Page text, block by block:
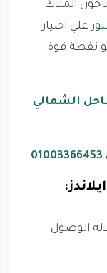
الملاك
علي اختيار
نقطة قوة
الشمالي
01003366453
.
الوصول